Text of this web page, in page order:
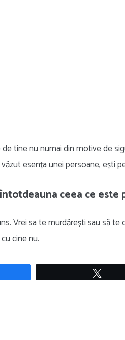
de tine nu numai din motive de
esența unei persoane, ești
ceea ce este
Vrei sa te murdărești sau să
cine nu.